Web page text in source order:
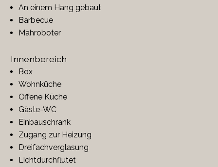
An einem Hang gebaut
Barbecue
Mähroboter
Innenbereich
Box
Wohnküche
Offene Küche
Gäste-WC
Einbauschrank
Zugang zur Heizung
Dreifachverglasung
Lichtdurchflutet